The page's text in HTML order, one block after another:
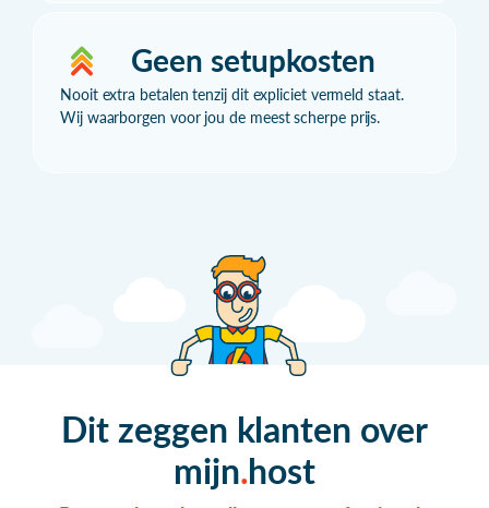
Geen setupkosten
Nooit extra betalen tenzij dit expliciet vermeld staat.
Wij waarborgen voor jou de meest scherpe prijs.
Dit zeggen klanten over
mijn host